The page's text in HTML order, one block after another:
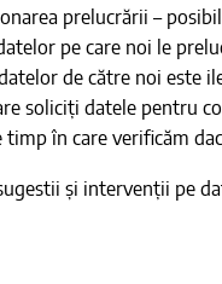
prelucrării –
pe care noi le
de către noi este
soliciți datele pentru
timp în care verificăm
și intervenții pe